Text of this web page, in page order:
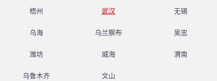
梧州 武汉 无锡
乌海 乌兰察布 吴忠
潍坊 威海 渭南
乌鲁木齐 文山